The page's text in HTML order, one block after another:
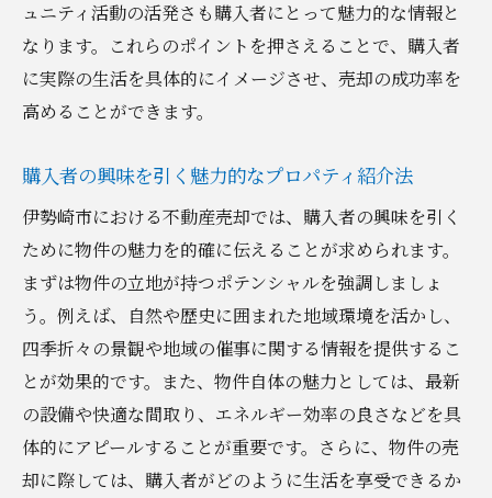
ュニティ活動の活発さも購入者にとって魅力的な情報と
なります。これらのポイントを押さえることで、購入者
に実際の生活を具体的にイメージさせ、売却の成功率を
高めることができます。
購入者の興味を引く魅力的なプロパティ紹介法
伊勢崎市における不動産売却では、購入者の興味を引く
ために物件の魅力を的確に伝えることが求められます。
まずは物件の立地が持つポテンシャルを強調しましょ
う。例えば、自然や歴史に囲まれた地域環境を活かし、
四季折々の景観や地域の催事に関する情報を提供するこ
とが効果的です。また、物件自体の魅力としては、最新
の設備や快適な間取り、エネルギー効率の良さなどを具
体的にアピールすることが重要です。さらに、物件の売
却に際しては、購入者がどのように生活を享受できるか